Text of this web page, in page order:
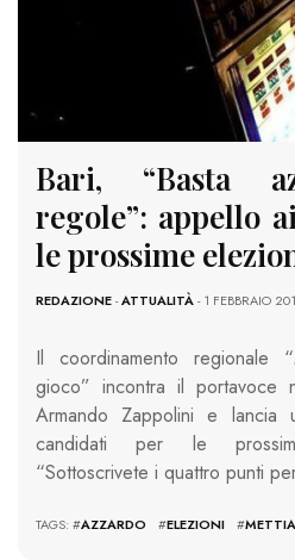
Bari, “Basta
regole”: appello
le prossime
REDAZIONE-ATTUALITÀ- 1 FEBBRAIO
Il coordinamento regionale
gioco” incontra il portavoce
Armando Zappolini e lancia
candidati per le
“Sottoscrivete i quattro punti
TAGS: #AZZARDO #ELEZIONI #